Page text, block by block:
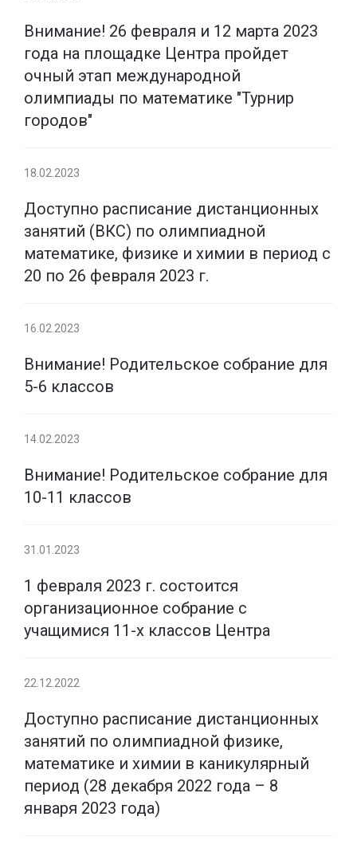
Внимание! 26 февраля и 12 марта 2023
года на площадке Центра пройдет
очный этап международной
олимпиады по математике "Турнир
городов"
18.02.2023
Доступно расписание дистанционных
занятий (ВКС) по олимпиадной
математике, физике и химии в период с
20 по 26 февраля 2023 г.
16.02.2023
Внимание! Родительское собрание для
5-6 классов
14.02.2023
Внимание! Родительское собрание для
10-11 классов
31.01.2023
1 февраля 2023 г. состоится
организационное собрание с
учащимися 11-х классов Центра
22.12.2022
Доступно расписание дистанционных
занятий по олимпиадной физике,
математике и химии в каникулярный
период (28 декабря 2022 года – 8
января 2023 года)